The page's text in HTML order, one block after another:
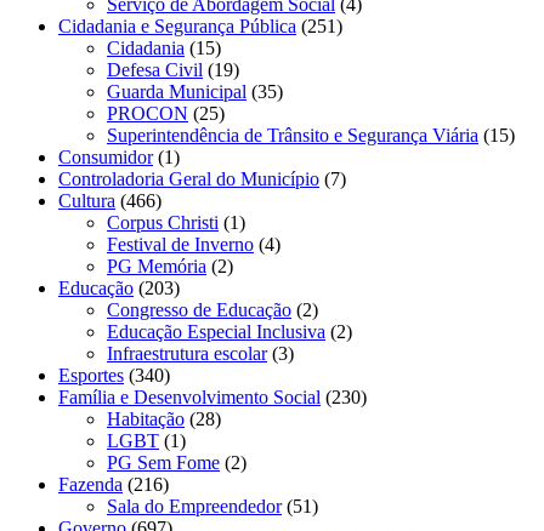
Cidadania e Segurança Pública (251)
Cidadania (15)
Defesa Civil (19)
Guarda Municipal (35)
PROCON (25)
Superintendência de Trânsito e Segurança Viária (15)
Consumidor(1)
Controladoria Geral do Município (7)
Cultura (466)
Corpus Christi (1)
Festival de Inverno (4)
PG Memória (2)
Educação (203)
Congresso de Educação (2)
Educação Especial Inclusiva (2)
Infraestrutura escolar(3)
Esportes (340)
Família e Desenvolvimento Social (230)
Habitação (28)
LGBT (1)
PG Sem Fome (2)
Fazenda (216)
Sala do Empreendedor(51)